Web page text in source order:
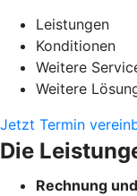
Leistungen
Konditionen
Weitere
Weitere
Jetzt Termin
Die
Rechnung